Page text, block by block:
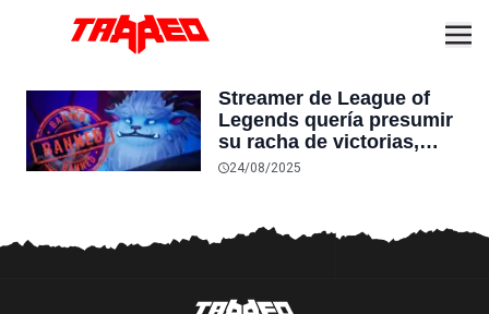
Streamer de League of
Legends quería presumir
su racha de victorias,
pero un empleado de Riot
24/08/2025